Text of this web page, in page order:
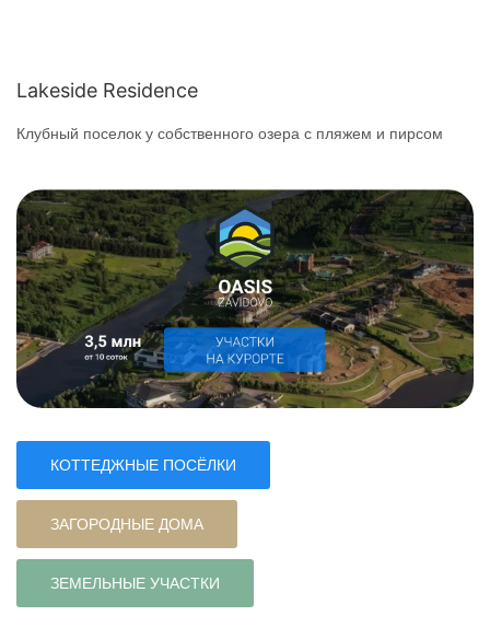
Lakeside Residence
Клубный поселок у собственного озера с пляжем и пирсом
КОТТЕДЖНЫЕ ПОСЁЛКИ
ЗАГОРОДНЫЕ ДОМА
ЗЕМЕЛЬНЫЕ УЧАСТКИ